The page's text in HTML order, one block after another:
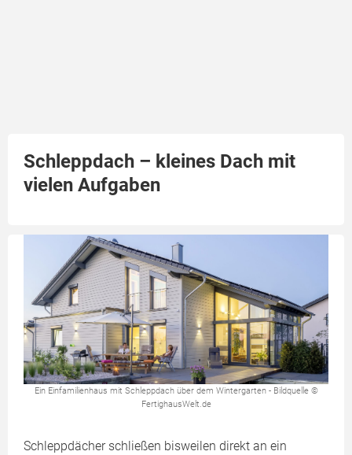
Schleppdach – kleines Dach mit
vielen Aufgaben
Ein Einfamilienhaus mit Schleppdach über dem Wintergarten - Bildquelle ©
FertighausWelt.de
Schleppdächer schließen bisweilen direkt an ein